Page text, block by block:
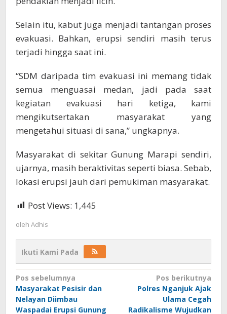
Selain itu, kabut juga menjadi tantangan proses
evakuasi. Bahkan, erupsi sendiri masih terus
terjadi hingga saat ini.
“SDM daripada tim evakuasi ini memang tidak
semua menguasai medan, jadi pada saat
kegiatan evakuasi hari ketiga, kami
mengikutsertakan masyarakat yang
mengetahui situasi di sana,” ungkapnya.
Masyarakat di sekitar Gunung Marapi sendiri,
ujarnya, masih beraktivitas seperti biasa. Sebab,
lokasi erupsi jauh dari pemukiman masyarakat.
Post Views: 1,445
oleh Adhis
Ikuti Kami Pada
Navigasi
pos
Pos sebelumnya
Masyarakat Pesisir dan
Nelayan Diimbau
Waspadai Erupsi Gunung
Pos berikutnya
Polres Nganjuk Ajak
Ulama Cegah
Radikalisme Wujudkan